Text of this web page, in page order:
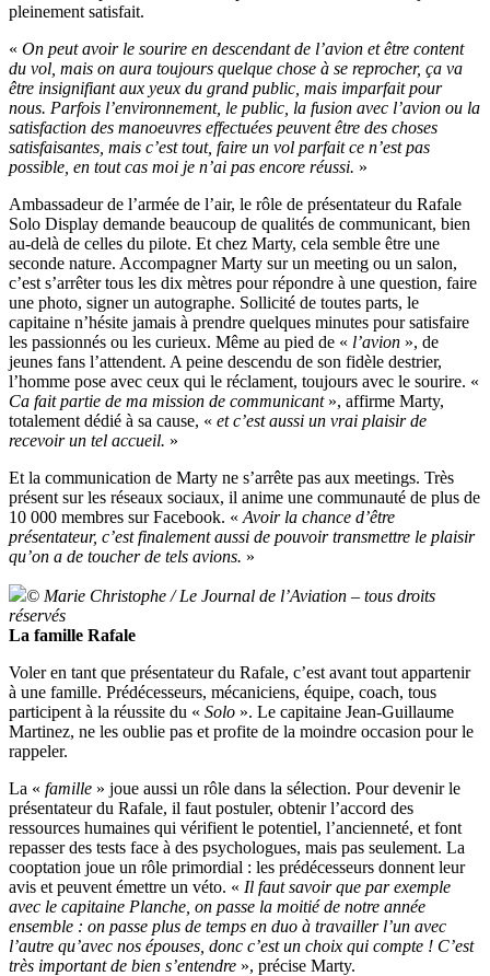
pleinement satisfait.
« On peut avoir le sourire en descendant de l’avion et être content
du vol, mais on aura toujours quelque chose à se reprocher, ça va
être insignifiant aux yeux du grand public, mais imparfait pour
nous. Parfois l’environnement, le public, la fusion avec l’avion ou la
satisfaction des manoeuvres effectuées peuvent être des choses
satisfaisantes, mais c’est tout, faire un vol parfait ce n’est pas
possible, en tout cas moi je n’ai pas encore réussi. »
Ambassadeur de l’armée de l’air, le rôle de présentateur du Rafale
Solo Display demande beaucoup de qualités de communicant, bien
au-delà de celles du pilote. Et chez Marty, cela semble être une
seconde nature. Accompagner Marty sur un meeting ou un salon,
c’est s’arrêter tous les dix mètres pour répondre à une question, faire
une photo, signer un autographe. Sollicité de toutes parts, le
capitaine n’hésite jamais à prendre quelques minutes pour satisfaire
les passionnés ou les curieux. Même au pied de « l’avion », de
jeunes fans l’attendent. A peine descendu de son fidèle destrier,
l’homme pose avec ceux qui le réclament, toujours avec le sourire. «
Ca fait partie de ma mission de communicant », affirme Marty,
totalement dédié à sa cause, « et c’est aussi un vrai plaisir de
recevoir un tel accueil. »
Et la communication de Marty ne s’arrête pas aux meetings. Très
présent sur les réseaux sociaux, il anime une communauté de plus de
10 000 membres sur Facebook. « Avoir la chance d’être
présentateur, c’est finalement aussi de pouvoir transmettre le plaisir
qu’on a de toucher de tels avions. »
© Marie Christophe / Le Journal de l’Aviation – tous droits
réservés
La famille Rafale
Voler en tant que présentateur du Rafale, c’est avant tout appartenir
à une famille. Prédécesseurs, mécaniciens, équipe, coach, tous
participent à la réussite du « Solo ». Le capitaine Jean-Guillaume
Martinez, ne les oublie pas et profite de la moindre occasion pour le
rappeler.
La « famille » joue aussi un rôle dans la sélection. Pour devenir le
présentateur du Rafale, il faut postuler, obtenir l’accord des
ressources humaines qui vérifient le potentiel, l’ancienneté, et font
repasser des tests face à des psychologues, mais pas seulement. La
cooptation joue un rôle primordial : les prédécesseurs donnent leur
avis et peuvent émettre un véto. « Il faut savoir que par exemple
avec le capitaine Planche, on passe la moitié de notre année
ensemble : on passe plus de temps en duo à travailler l’un avec
l’autre qu’avec nos épouses, donc c’est un choix qui compte ! C’est
très important de bien s’entendre », précise Marty.